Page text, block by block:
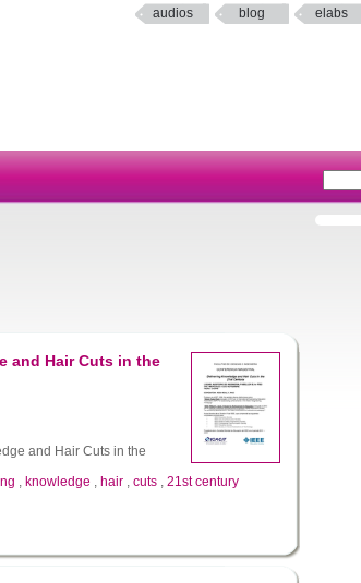
audios blog elabs
and Hair Cuts in the
and Hair Cuts in the
, knowledge , hair , cuts , 21st century